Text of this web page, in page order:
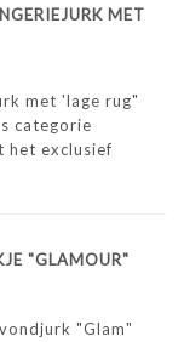
MET
met 'lage rug"
categorie
het exclusief
in Italië.
"GLAMOUR"
"Glam"